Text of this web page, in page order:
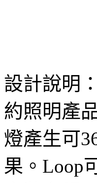
設計說明
約照明產
燈產生可
果。Loop